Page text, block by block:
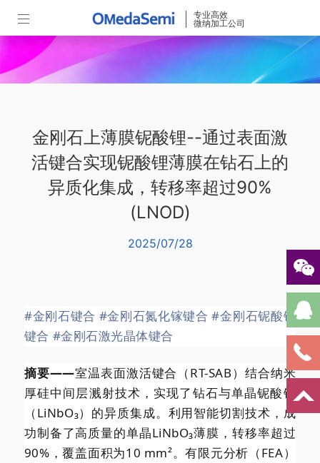
专业高效
微纳加工公司
金刚石上薄膜铌酸锂--通过表面激
活键合实现铌酸锂薄膜在钻石上的
异质化集成，转移率超过90%
(LNOD)
2025/07/28
#金刚石键合 #金刚石氮化镓键合 #金刚石铌酸锂
键合 #金刚石激光晶体键合
摘要——室温表面激活键合（RT-SAB）结合纳米
厚硅中间层溅射技术，实现了钻石与单晶铌酸锂
（LiNbO₃）的异质集成。利用智能切割技术，成
功制备了高质量的单晶LiNbO₃薄膜，转移率超过
90%，覆盖面积为10 mm²。有限元分析（FEA）